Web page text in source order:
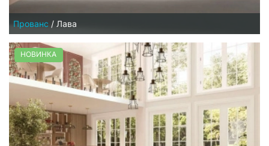
Прованс / Лава
НОВИНКА